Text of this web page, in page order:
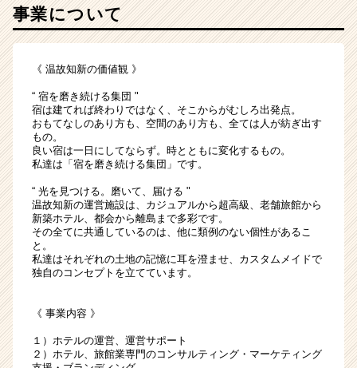
す
る
仲
間
集！
|
ベ
ン
チ
ャ
ー・
成
か
ら
事業について
《 温故知新の価値観 》
“ 宿を磨き続ける集団 "
宿は建てれば終わりではなく、そこからがむしろ出発点。
おもてなしのあり方も、空間のあり方も、全ては人が紡ぎ出す
もの。
良い宿は一日にしてならず。時とともに変化するもの。
私達は「宿を磨き続ける集団」です。
“ 光を見つける。磨いて、届ける "
温故知新の運営施設は、カジュアルから超高級、老舗旅館から
新築ホテル、都会から離島まで多彩です。
その全てに共通しているのは、他に類例のない個性があるこ
と。
私達はそれぞれの土地の記憶に耳を澄ませ、カスタムメイドで
独自のコンセプトを立てています。
《 事業内容 》
１）ホテルの運営、運営サポート
２）ホテル、旅館業専門のコンサルティング・マーケティング